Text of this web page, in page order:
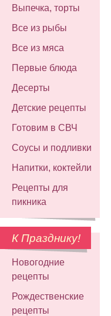
Выпечка, торты
Все из рыбы
Все из мяса
Первые блюда
Десерты
Детские рецепты
Готовим в СВЧ
Соусы и подливки
Напитки, коктейли
Рецепты для
пикника
К Празднику!
Новогодние
рецепты
Рождественские
рецепты